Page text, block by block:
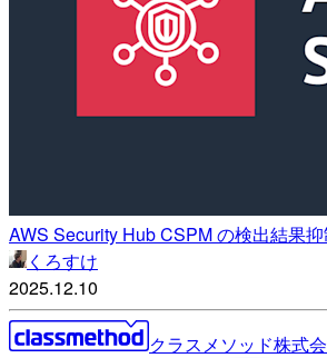
AWS Security Hub CSPM の検出結果
くろすけ
2025.12.10
クラスメソッド株式